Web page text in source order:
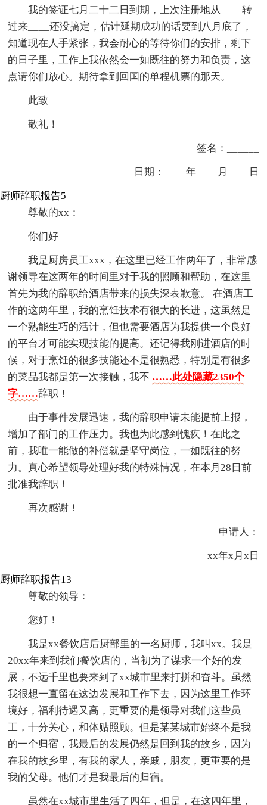
我的签证七月二十二日到期，上次注册地从____转
过来____还没搞定，估计延期成功的话要到八月底了，
知道现在人手紧张，我会耐心的等待你们的安排，剩下
的日子里，工作上我依然会一如既往的努力和负责，这
点请你们放心。期待拿到回国的单程机票的那天。
此致
敬礼！
签名：______
日期：____年____月____日
厨师辞职报告5
尊敬的xx：
你们好
我是厨房员工xxx，在这里已经工作两年了，非常感
谢领导在这两年的时间里对于我的照顾和帮助，在这里
首先为我的辞职给酒店带来的损失深表歉意。 在酒店工
作的这两年里，我的烹饪技术有很大的长进，这虽然是
一个熟能生巧的活计，但也需要酒店为我提供一个良好
的平台才可能实现技能的提高。还记得我刚进酒店的时
候，对于烹饪的很多技能还不是很熟悉，特别是有很多
的菜品我都是第一次接触，我不 ……此处隐藏2350个
字……辞职！
由于事件发展迅速，我的辞职申请未能提前上报，
增加了部门的工作压力。我也为此感到愧疚！在此之
前，我唯一能做的补偿就是坚守岗位，一如既往的努
力。真心希望领导处理好我的特殊情况，在本月28日前
批准我辞职！
再次感谢！
申请人：
xx年x月x日
厨师辞职报告13
尊敬的领导：
您好！
我是xx餐饮店后厨部里的一名厨师，我叫xx。我是
20xx年来到我们餐饮店的，当初为了谋求一个好的发
展，不远千里也要来到了xx城市里来打拼和奋斗。虽然
我很想一直留在这边发展和工作下去，因为这里工作环
境好，福利待遇又高，更重要的是领导对我们这些员
工，十分关心，和体贴照顾。但是某某城市始终不是我
的一个归宿，我最后的发展仍然是回到我的故乡，因为
在我的故乡里，有我的家人，亲戚，朋友，更重要的是
我的父母。他们才是我最后的归宿。
虽然在xx城市里生活了四年，但是，在这四年里，